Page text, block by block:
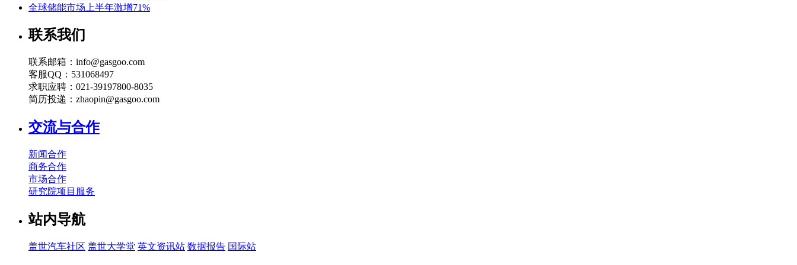
全球储能市场上半年激增71%
联系我们
联系邮箱：info@gasgoo.com
客服QQ：531068497
求职应聘：021-39197800-8035
简历投递：zhaopin@gasgoo.com
交流与合作
新闻合作
商务合作
市场合作
研究院项目服务
站内导航
盖世汽车社区 盖世大学堂 英文资讯站 数据报告 国际站